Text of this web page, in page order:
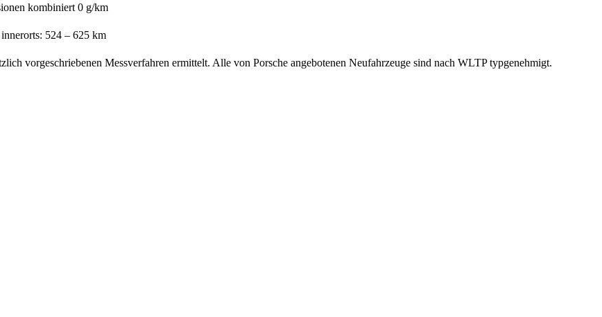
kombiniert 0 g/km
524 – 625 km
vorgeschriebenen Messverfahren ermittelt. Alle von Porsche angebotenen Neufahrzeuge sind nach WLTP typgenehmigt.